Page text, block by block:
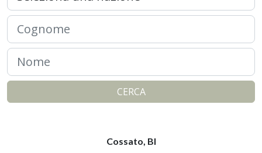
CERCA
Cossato, BI